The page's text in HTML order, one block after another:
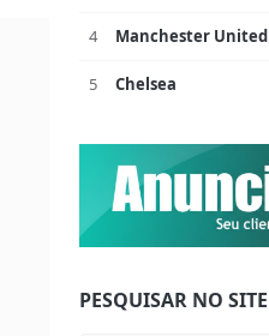
4 Manchester United
5 Chelsea
PESQUISAR NO SITE